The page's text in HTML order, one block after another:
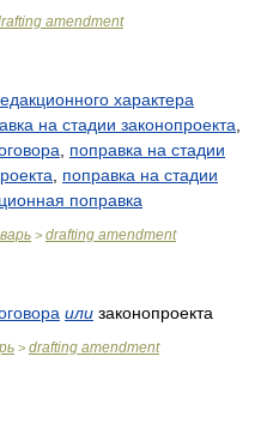
amendment
характера
на стадии законопроекта
поправка на стадии
поправка на стадии
поправка
> drafting amendment
или законопроекта
> drafting amendment